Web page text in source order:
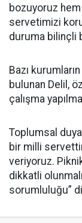
bozuyoruz
servetimizi
duruma bilinçli
Bazı
bulunan Delil,
çalışma
Toplumsal
bir milli
veriyoruz.
dikkatli
sorumluluğu”